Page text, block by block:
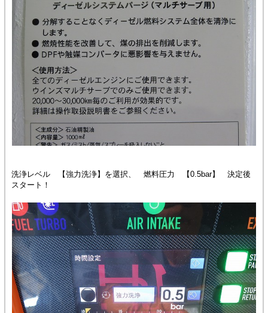
洗浄レベル 【強力洗浄】を選択、 燃料圧力 【0.5bar】 決定後
スタート！